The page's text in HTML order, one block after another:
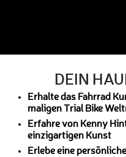
DEIN
Erhalte das Fahrrad
maligen Trial Bike
Erfahre von Kenny
einzigartigen Kunst
Erlebe eine